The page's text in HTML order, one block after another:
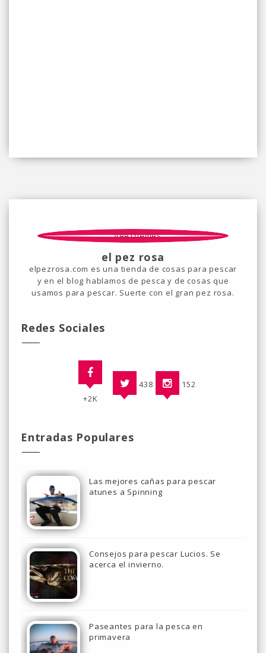
el pez rosa
elpezrosa.com es una tienda de cosas para pescar
y en el blog hablamos de pesca y de cosas que
usamos para pescar. Suerte con el gran pez rosa.
Redes Sociales
+2K
438 152
Entradas Populares
Las mejores cañas para pescar
atunes a Spinning
Consejos para pescar Lucios. Se
acerca el invierno.
Paseantes para la pesca en
primavera